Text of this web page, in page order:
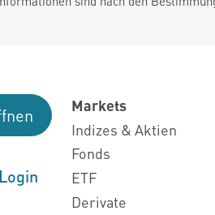
Markets
Indizes & Aktien
Fonds
ETF
Derivate